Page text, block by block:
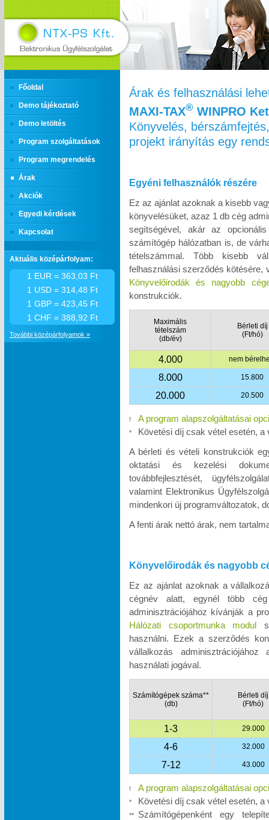
Főoldal
Demo tájékoztató
Demo letöltés
Program szolgáltatások
Program megrendelés
Árak
Akciók
Egyedi kérdések
Kapcsolat
Árak és felhasználási
MAXI‑TAX® WINPRO
Könyvelés,
projekt irányítás egy
Egyéni felhasználók részére
Ez az ajánlat azoknak a kisebb
könyvelésüket, azaz 1 db cég
segítségével, akár az
számítógép hálózatban is, de
tételszámmal. Több kisebb
felhasználási szerződés kötésére,
Könyvelőirodák és nagyobb
konstrukciók.
Maximális
tételszám
(db/év)
Bérleti díj
(Ft/hó)
4.000 nem
8.000 15.800
20.000 20.500
! A program alapszolgáltatásai
*
Követési díj csak vétel esetén, a
A bérleti és vételi konstrukciók
oktatási és kezelési
továbbfejlesztését,
valamint Elektronikus
mindenkori új programváltozatok,
A fenti árak nettó árak, nem
Könyvelőirodák és nagyobb
Ez az ajánlat azoknak a
cégnév alatt, egynél több
adminisztrációjához kívánják a
Hálózati csoportmunka modul
használni. Ezek a szerződés
vállalkozás
használati jogával.
Számítógépek száma**
(db)
Bérleti díj
(Ft/hó)
1-3 29.000
4-6 32.000
7-12 43.000
! A program alapszolgáltatásai
* Követési díj csak vétel esetén, a
**
Számítógépenként egy
Aktuális középárfolyam:
1 EUR = 363,03 Ft
1 USD = 314,48 Ft
1 GBP = 423,45 Ft
1 CHF = 388,92 Ft
További középárfolyamok »